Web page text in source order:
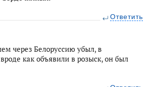
Ответить
через Белоруссию убыл, в
как объявили в розыск, он был